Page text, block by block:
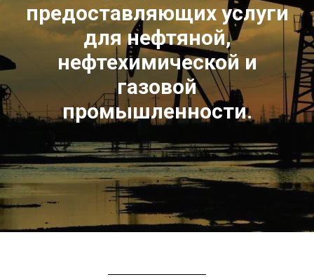
предоставляющих услуги
для нефтяной,
нефтехимической и
газовой
промышленности.